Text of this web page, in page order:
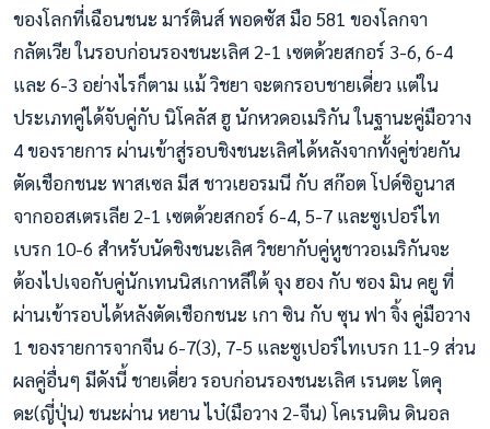
ของโลกที่เฉือนชนะ มาร์ตินส์ พอดซัส มือ 581 ของโลกจา
กลัตเวีย ในรอบก่อนรองชนะเลิศ 2-1 เซตด้วยสกอร์ 3-6, 6-4
และ 6-3 อย่างไรก็ตาม แม้ วิชยา จะตกรอบชายเดี่ยว แต่ใน
ประเภทคู่ได้จับคู่กับ นิโคลัส ฮู นักหวดอเมริกัน ในฐานะคู่มือวาง
4 ของรายการ ผ่านเข้าสู่รอบชิงชนะเลิศได้หลังจากทั้งคู่ช่วยกัน
ตัดเชือกชนะ พาสเซล มีส ชาวเยอรมนี กับ สก๊อต โปด์ซิอูนาส
จากออสเตรเลีย 2-1 เซตด้วยสกอร์ 6-4, 5-7 และซูเปอร์ไท
เบรก 10-6 สำหรับนัดชิงชนะเลิศ วิชยากับคู่หูชาวอเมริกันจะ
ต้องไปเจอกับคู่นักเทนนิสเกาหลีใต้ จุง ฮอง กับ ซอง มิน คยู ที่
ผ่านเข้ารอบได้หลังตัดเชือกชนะ เกา ซิน กับ ซุน ฟา จิ้ง คู่มือวาง
1 ของรายการจากจีน 6-7(3), 7-5 และซูเปอร์ไทเบรก 11-9 ส่วน
ผลคู่อื่นๆ มีดังนี้ ชายเดี่ยว รอบก่อนรองชนะเลิศ เรนตะ โตคุ
ดะ(ญี่ปุ่น) ชนะผ่าน หยาน ไบ๋(มือวาง 2-จีน) โคเรนติน ดินอล